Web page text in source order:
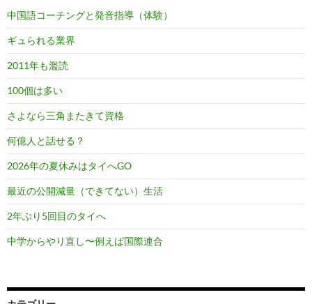
中国語コーチングと発音指導（体験）
ギュられる業界
2011年も濫読
100個は多い
さよなら三角またきて資格
何億人と話せる？
2026年の夏休みはタイへGO
最近の公開減量（できてない）生活
2年ぶり5回目のタイへ
中学からやり直し〜例えば国際連合